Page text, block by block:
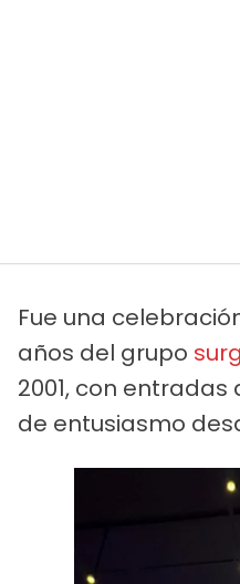
Fue una
años del grupo
2001, con
de entusiasmo